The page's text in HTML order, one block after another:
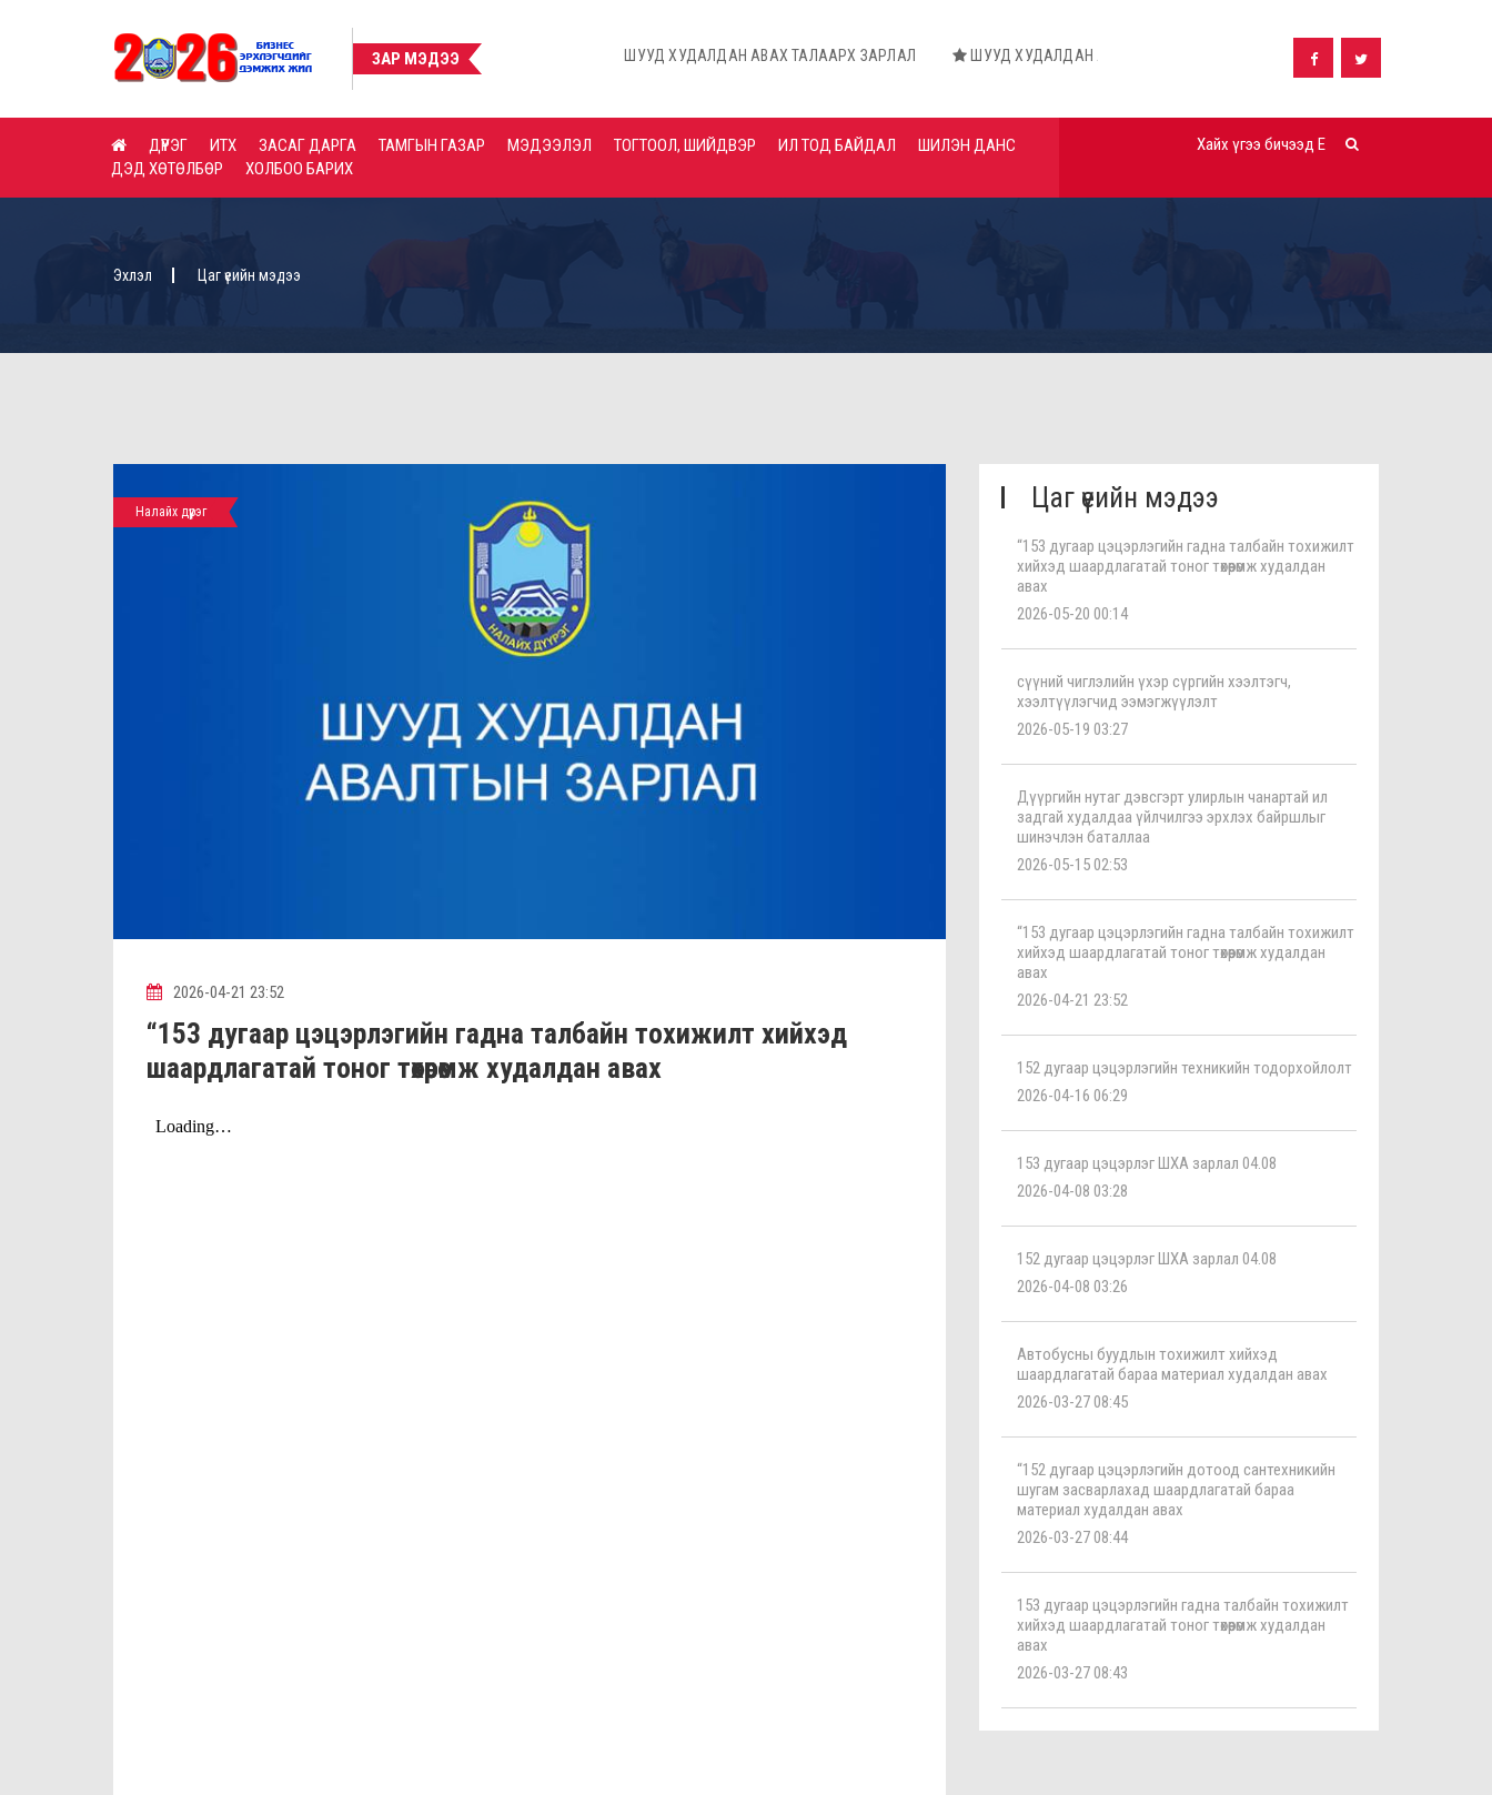
ЗАР МЭДЭЭ ШУУД ХУДАЛДАН АВАХ ТАЛААРХ ЗАРЛАЛ ШУУД ХУДАЛДАН АВАХ ТАЛААРХ ЗАРЛАЛ ШУУД ХУДАЛДАН АВАХ ТАЛААРХ
ДҮҮРЭГ ИТХ ЗАСАГ ДАРГА ТАМГЫН ГАЗАР МЭДЭЭЛЭЛ ТОГТООЛ, ШИЙДВЭР ИЛ ТОД БАЙДАЛ
ШИЛЭН ДАНС
ДЭД ХӨТӨЛБӨР
ХОЛБОО БАРИХ
Эхлэл Цаг үеийн мэдээ
Налайх дүүрэг
2026-04-21 23:52
“153 дугаар цэцэрлэгийн гадна талбайн тохижилт хийхэд
шаардлагатай тоног төхөөрөмж худалдан авах
Цаг үеийн мэдээ
“153 дугаар цэцэрлэгийн гадна талбайн тохижилт
хийхэд шаардлагатай тоног төхөөрөмж худалдан
авах
2026-05-20 00:14
сүүний чиглэлийн үхэр сүргийн хээлтэгч,
хээлтүүлэгчид ээмэгжүүлэлт
2026-05-19 03:27
Дүүргийн нутаг дэвсгэрт улирлын чанартай ил
задгай худалдаа үйлчилгээ эрхлэх байршлыг
шинэчлэн баталлаа
2026-05-15 02:53
“153 дугаар цэцэрлэгийн гадна талбайн тохижилт
хийхэд шаардлагатай тоног төхөөрөмж худалдан
авах
2026-04-21 23:52
152 дугаар цэцэрлэгийн техникийн тодорхойлолт
2026-04-16 06:29
153 дугаар цэцэрлэг ШХА зарлал 04.08
2026-04-08 03:28
152 дугаар цэцэрлэг ШХА зарлал 04.08
2026-04-08 03:26
Автобусны буудлын тохижилт хийхэд
шаардлагатай бараа материал худалдан авах
2026-03-27 08:45
“152 дугаар цэцэрлэгийн дотоод сантехникийн
шугам засварлахад шаардлагатай бараа
материал худалдан авах
2026-03-27 08:44
153 дугаар цэцэрлэгийн гадна талбайн тохижилт
хийхэд шаардлагатай тоног төхөөрөмж худалдан
авах
2026-03-27 08:43